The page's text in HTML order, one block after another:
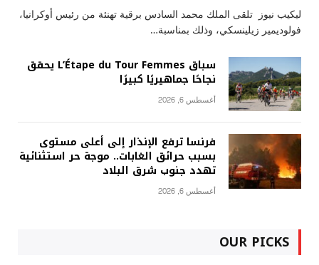
ليكيب نيوز تلقى الملك محمد السادس برقية تهنئة من رئيس أوكرانيا،
فولوديمير زيلينسكي، وذلك بمناسبة…
سباق L’Étape du Tour Femmes يحقق
نجاحًا جماهيريًا كبيرًا
أغسطس 6, 2026
فرنسا ترفع الإنذار إلى أعلى مستوى
بسبب حرائق الغابات.. موجة حر استثنائية
تهدد جنوب شرق البلاد
أغسطس 6, 2026
OUR PICKS